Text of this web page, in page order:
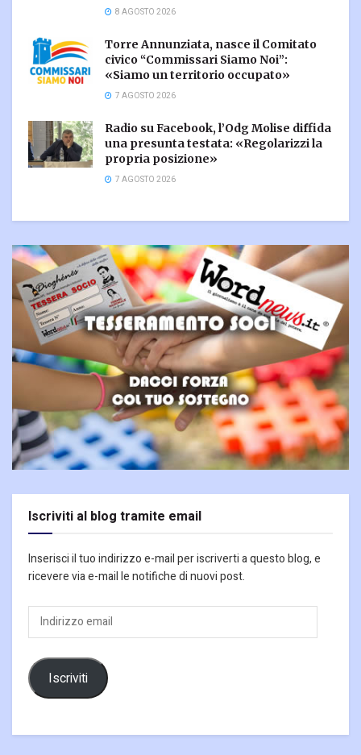
8 AGOSTO 2026
Torre Annunziata, nasce il Comitato
civico “Commissari Siamo Noi”:
«Siamo un territorio occupato»
7 AGOSTO 2026
Radio su Facebook, l’Odg Molise diffida
una presunta testata: «Regolarizzi la
propria posizione»
7 AGOSTO 2026
Iscriviti al blog tramite email
Inserisci il tuo indirizzo e-mail per iscriverti a questo blog, e
ricevere via e-mail le notifiche di nuovi post.
Indirizzo
email
Iscriviti